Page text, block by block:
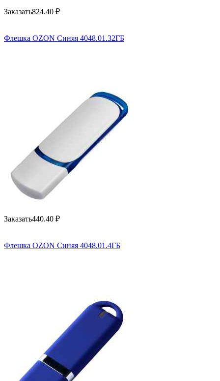
Заказать824.40 ₽
Флешка OZON Синяя 4048.01.32ГБ
Заказать440.40 ₽
Флешка OZON Синяя 4048.01.4ГБ